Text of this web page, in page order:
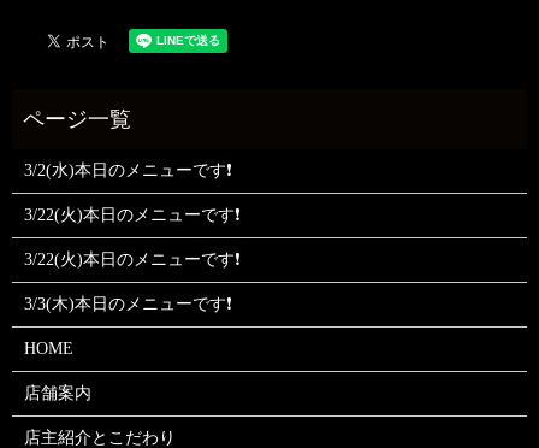
3/2(水)本日のメニューです❗
3/22(火)本日のメニューです❗
3/22(火)本日のメニューです❗
3/3(木)本日のメニューです❗
HOME
店舗案内
店主紹介とこだわり